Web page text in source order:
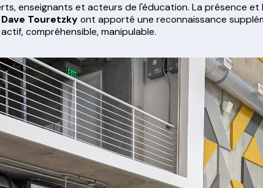
enseignants et acteurs de l'éducation. La présence
Dave Touretzky ont apporté une reconnaissance
compréhensible, manipulable.